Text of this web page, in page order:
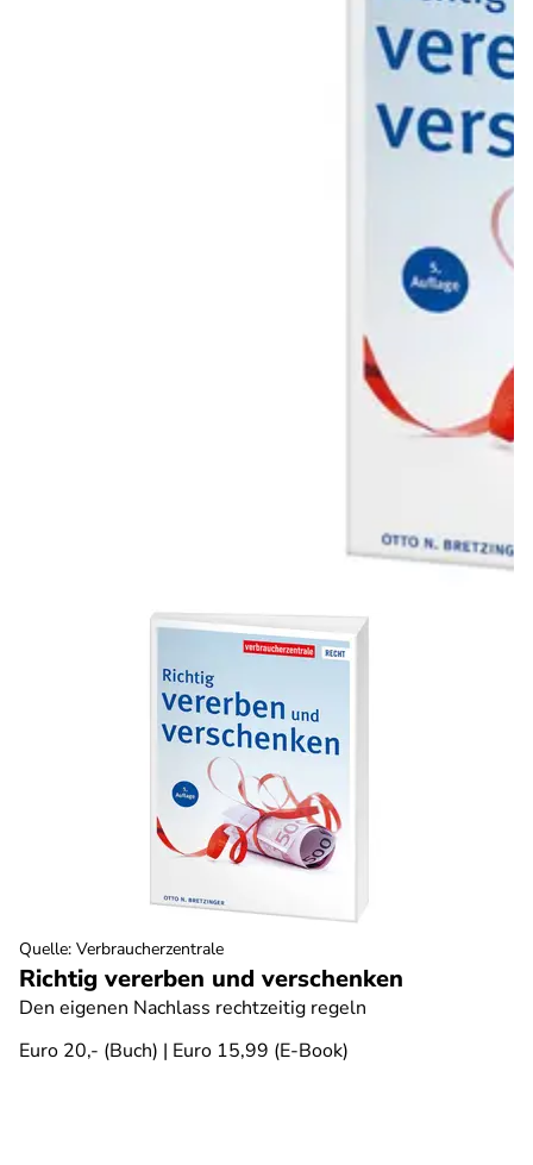
Richtig vererben und verschenken
Den eigenen Nachlass rechtzeitig regeln
Euro 20,- (Buch) | Euro 15,99 (E-Book)
Quelle: Verbraucherzentrale